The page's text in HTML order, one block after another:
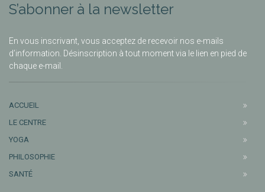
S’abonner à la newsletter
En vous inscrivant, vous acceptez de recevoir nos e-mails
d’information. Désinscription à tout moment via le lien en pied de
chaque e-mail.
ACCUEIL
LE CENTRE
YOGA
PHILOSOPHIE
SANTÉ